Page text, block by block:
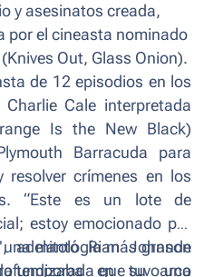
y asesinatos creada,
por el cineasta nominado
(Knives Out, Glass Onion).
de 12 episodios en los
Cale interpretada
Is the New Black)
Barracuda para
resolver crímenes en los
“Este es un lote de
estoy emocionado por
adelantó Rian Johnson
temporada que tuvo una
mitología más grande
en su arco